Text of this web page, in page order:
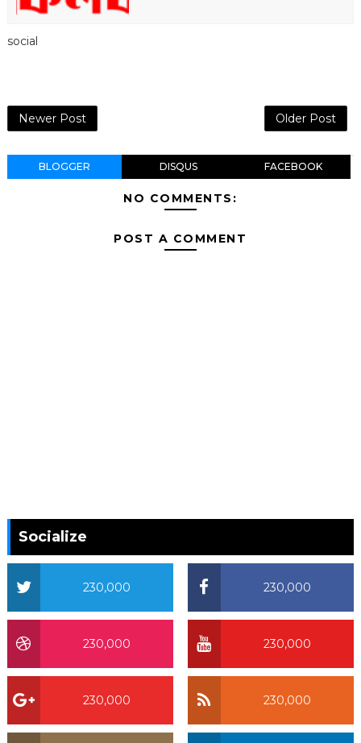
social
Newer Post Older Post
BLOGGER DISQUS FACEBOOK
NO COMMENTS:
POST A COMMENT
Socialize
230,000
230,000
230,000
230,000
230,000
230,000